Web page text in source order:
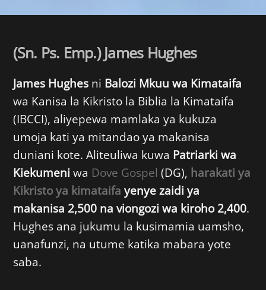
(Sn. Ps. Emp.) James Hughes
James Hughes ni Balozi Mkuu wa Kimataifa
wa Kanisa la Kikristo la Biblia la Kimataifa
(IBCCI), aliyepewa mamlaka ya kukuza
umoja kati ya mitandao ya makanisa
duniani kote. Aliteuliwa kuwa Patriarki wa
Kiekumeni wa Dove Gospel (DG), harakati ya
Kikristo ya kimataifa yenye zaidi ya
makanisa 2,500 na viongozi wa kiroho 2,400.
Hughes ana jukumu la kusimamia uamsho,
uanafunzi, na utume katika mabara yote
saba.